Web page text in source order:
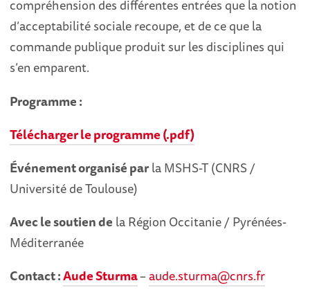
compréhension des différentes entrées que la notion
d’acceptabilité sociale recoupe, et de ce que la
commande publique produit sur les disciplines qui
s’en emparent.
Programme :
Télécharger le programme (.pdf)
Événement organisé parla MSHS-T (CNRS /
Université de Toulouse)
Avec le soutien de la Région Occitanie / Pyrénées-
Méditerranée
Contact :Aude Sturma–aude.sturma@cnrs.fr